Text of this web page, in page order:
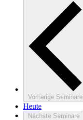
Vorherige Seminare
Heute
Nächste Seminare